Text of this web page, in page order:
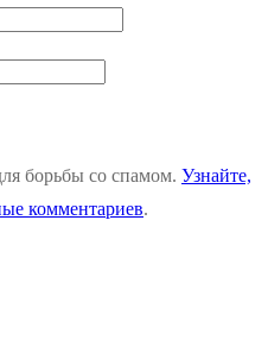
борьбы со спамом. Узнайте,
комментариев.